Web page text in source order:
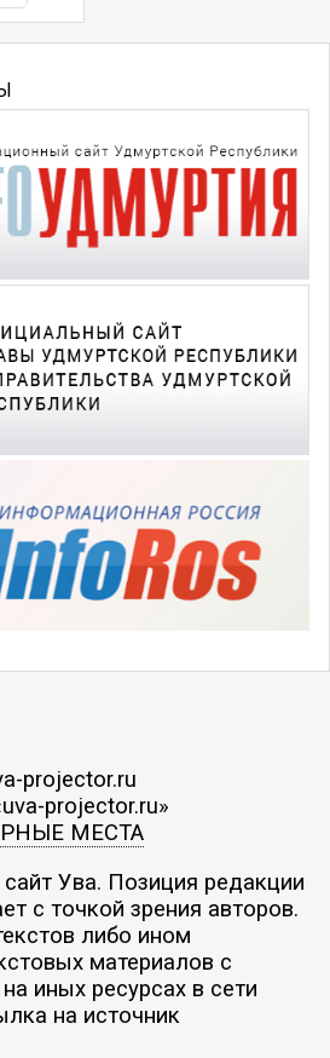
projector.ru
projector.ru»
МЕСТА
Ува. Позиция редакции
с точкой зрения авторов.
либо ином
материалов с
иных ресурсах в сети
на источник